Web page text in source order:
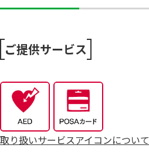
ご提供サービス
取り扱いサービスアイコンについて